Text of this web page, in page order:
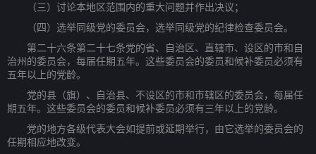
（三）讨论本地区范围内的重大问题并作出决议；
（四）选举同级党的委员会，选举同级党的纪律检查委员会。
第二十六条第二十七条党的省、自治区、直辖市、设区的市和自
治州的委员会，每届任期五年。这些委员会的委员和候补委员必须有
五年以上的党龄。
党的县（旗）、自治县、不设区的市和市辖区的委员会，每届任
期五年。这些委员会的委员和候补委员必须有三年以上的党龄。
党的地方各级代表大会如提前或延期举行，由它选举的委员会的
任期相应地改变。